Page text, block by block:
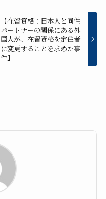
【在留資格：日本人と同性
パートナーの関係にある外
国人が、在留資格を定住者
に変更することを求めた事
件】